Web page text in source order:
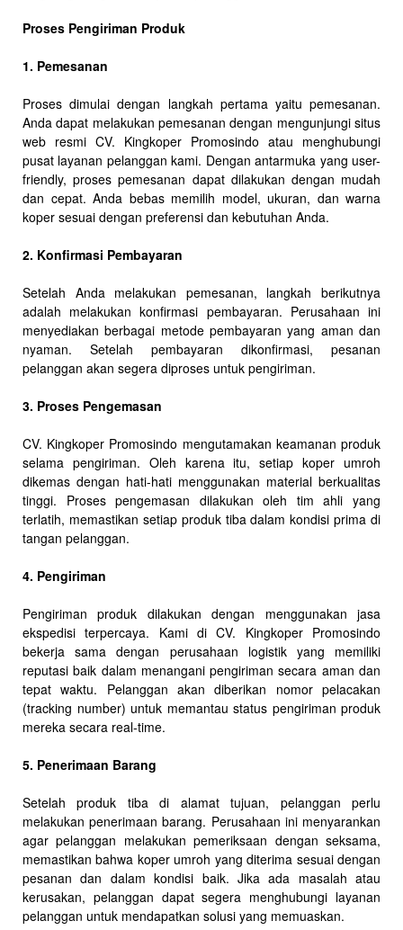
Proses Pengiriman Produk
1. Pemesanan
Proses dimulai dengan langkah pertama yaitu pemesanan.
Anda dapat melakukan pemesanan dengan mengunjungi situs
web resmi CV. Kingkoper Promosindo atau menghubungi
pusat layanan pelanggan kami. Dengan antarmuka yang user-
friendly, proses pemesanan dapat dilakukan dengan mudah
dan cepat. Anda bebas memilih model, ukuran, dan warna
koper sesuai dengan preferensi dan kebutuhan Anda.
2. Konfirmasi Pembayaran
Setelah Anda melakukan pemesanan, langkah berikutnya
adalah melakukan konfirmasi pembayaran. Perusahaan ini
menyediakan berbagai metode pembayaran yang aman dan
nyaman. Setelah pembayaran dikonfirmasi, pesanan
pelanggan akan segera diproses untuk pengiriman.
3. Proses Pengemasan
CV. Kingkoper Promosindo mengutamakan keamanan produk
selama pengiriman. Oleh karena itu, setiap koper umroh
dikemas dengan hati-hati menggunakan material berkualitas
tinggi. Proses pengemasan dilakukan oleh tim ahli yang
terlatih, memastikan setiap produk tiba dalam kondisi prima di
tangan pelanggan.
4. Pengiriman
Pengiriman produk dilakukan dengan menggunakan jasa
ekspedisi terpercaya. Kami di CV. Kingkoper Promosindo
bekerja sama dengan perusahaan logistik yang memiliki
reputasi baik dalam menangani pengiriman secara aman dan
tepat waktu. Pelanggan akan diberikan nomor pelacakan
(tracking number) untuk memantau status pengiriman produk
mereka secara real-time.
5. Penerimaan Barang
Setelah produk tiba di alamat tujuan, pelanggan perlu
melakukan penerimaan barang. Perusahaan ini menyarankan
agar pelanggan melakukan pemeriksaan dengan seksama,
memastikan bahwa koper umroh yang diterima sesuai dengan
pesanan dan dalam kondisi baik. Jika ada masalah atau
kerusakan, pelanggan dapat segera menghubungi layanan
pelanggan untuk mendapatkan solusi yang memuaskan.